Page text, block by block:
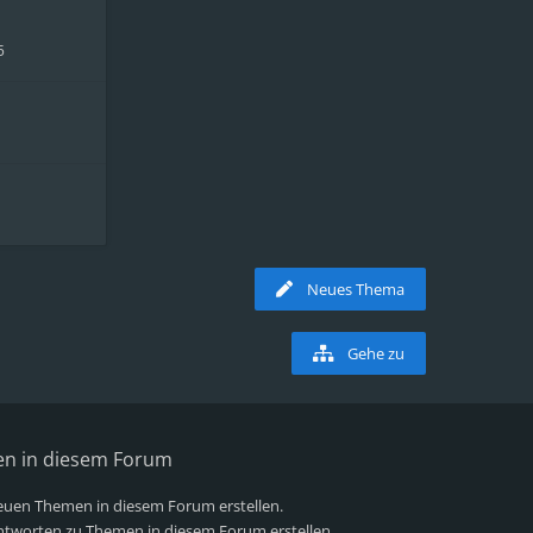
Neues Thema
Gehe zu
in diesem Forum
Themen in diesem Forum erstellen.